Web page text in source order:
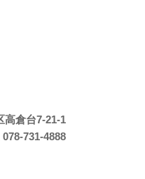
高倉台7-21-1
078-731-4888